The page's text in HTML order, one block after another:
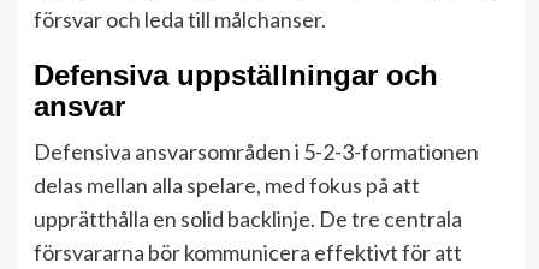
försvar och leda till målchanser.
Defensiva uppställningar och
ansvar
Defensiva ansvarsområden i 5-2-3-formationen
delas mellan alla spelare, med fokus på att
upprätthålla en solid backlinje. De tre centrala
försvararna bör kommunicera effektivt för att